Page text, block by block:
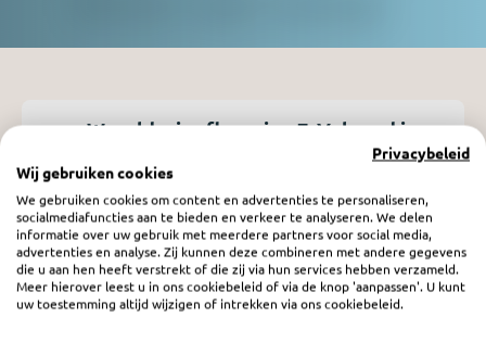
Wereldreis aflevering 7: Volgend jaar
in Jeruzalem: Israël als multiculturele
smeltkroes
woensdag 15 november 2023
Wereldreis aflevering 6: Vergeving en
genade: Corrie ten Boom & Israël
Privacybeleid
Wij gebruiken cookies
We gebruiken cookies om content en advertenties te personaliseren,
socialmediafuncties aan te bieden en verkeer te analyseren. We delen
informatie over uw gebruik met meerdere partners voor social media,
advertenties en analyse. Zij kunnen deze combineren met andere gegevens
die u aan hen heeft verstrekt of die zij via hun services hebben verzameld.
Meer hierover leest u in ons cookiebeleid of via de knop 'aanpassen'. U kunt
uw toestemming altijd wijzigen of intrekken via ons cookiebeleid.